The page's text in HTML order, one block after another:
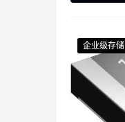
企业级存储
企业级存储
企业级存储
企业级存储